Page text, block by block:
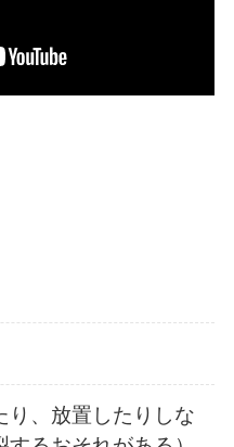
り、放置したりしな